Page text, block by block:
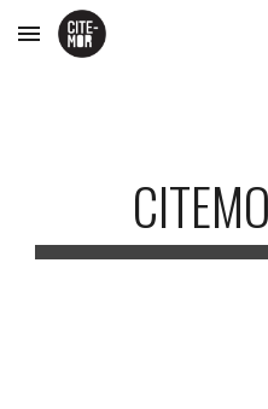
Skip to main content